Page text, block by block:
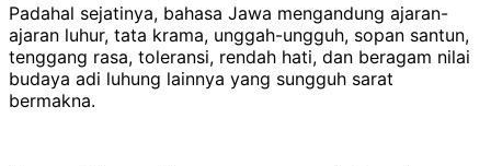
Padahal sejatinya, bahasa Jawa mengandung ajaran-
ajaran luhur, tata krama, unggah-ungguh, sopan santun,
tenggang rasa, toleransi, rendah hati, dan beragam nilai
budaya adi luhung lainnya yang sungguh sarat
bermakna.